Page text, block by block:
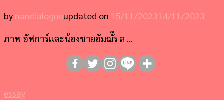
by nandialogueupdated on 15/11/202314/11/2023
ภาพ อัฟการ์และน้องชายอัมฌั๊ร ล …
essay